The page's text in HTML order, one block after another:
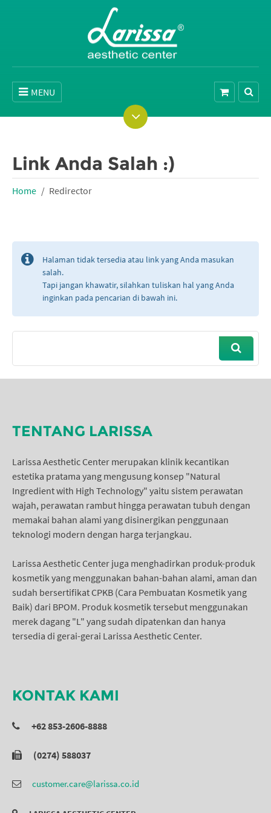
MENU
Link Anda Salah :)
Home Redirector
Halaman tidak tersedia atau link yang Anda masukan
salah.
Tapi jangan khawatir, silahkan tuliskan hal yang Anda
inginkan pada pencarian di bawah ini.
TENTANG LARISSA
Larissa Aesthetic Center merupakan klinik kecantikan
estetika pratama yang mengusung konsep "Natural
Ingredient with High Technology" yaitu sistem perawatan
wajah, perawatan rambut hingga perawatan tubuh dengan
memakai bahan alami yang disinergikan penggunaan
teknologi modern dengan harga terjangkau.
Larissa Aesthetic Center juga menghadirkan produk-produk
kosmetik yang menggunakan bahan-bahan alami, aman dan
sudah bersertifikat CPKB (Cara Pembuatan Kosmetik yang
Baik) dari BPOM. Produk kosmetik tersebut menggunakan
merek dagang "L" yang sudah dipatenkan dan hanya
tersedia di gerai-gerai Larissa Aesthetic Center.
KONTAK KAMI
+62 853-2606-8888
(0274) 588037
customer.care@larissa.co.id